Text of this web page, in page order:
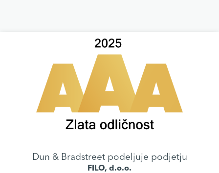
Dun & Bradstreet podeljuje podjetju
FILO, d.o.o.